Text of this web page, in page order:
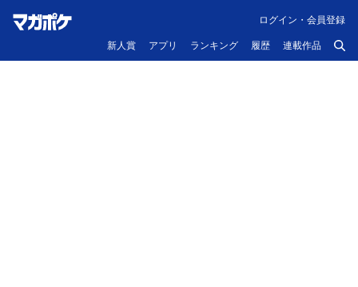
新人賞 アプリ ランキング 履歴 連載作品
ログイン・会員登録